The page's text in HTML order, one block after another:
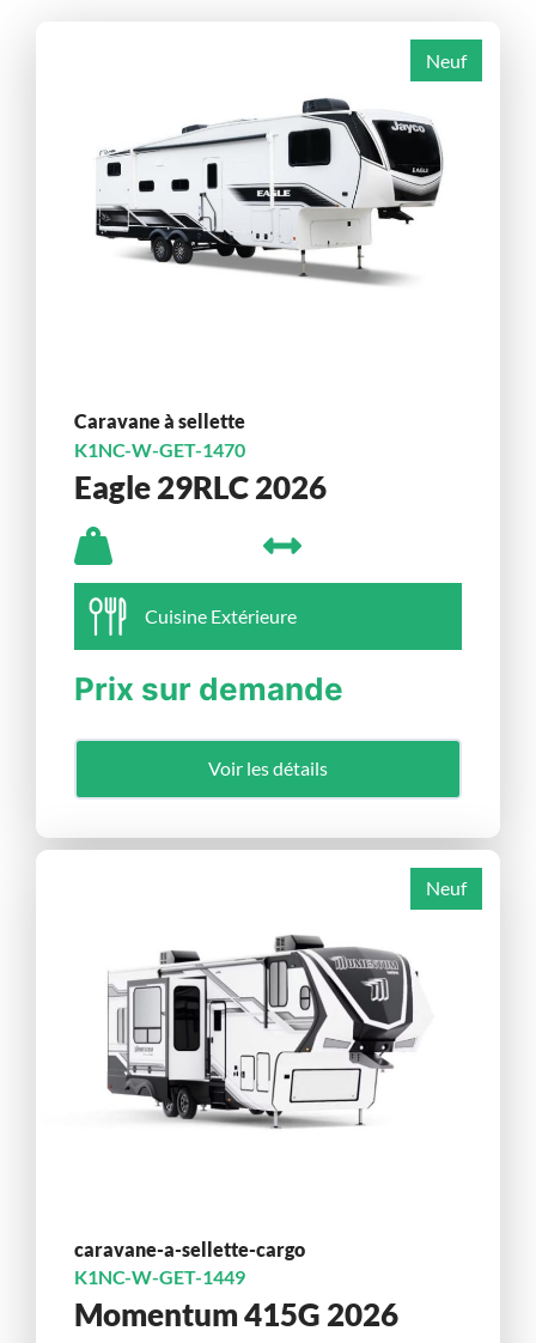
Neuf
Caravane à sellette
K1NC-W-GET-1470
Eagle 29RLC 2026
Cuisine Extérieure
Prix sur demande
Voir les détails
Neuf
caravane-a-sellette-cargo
K1NC-W-GET-1449
Momentum 415G 2026